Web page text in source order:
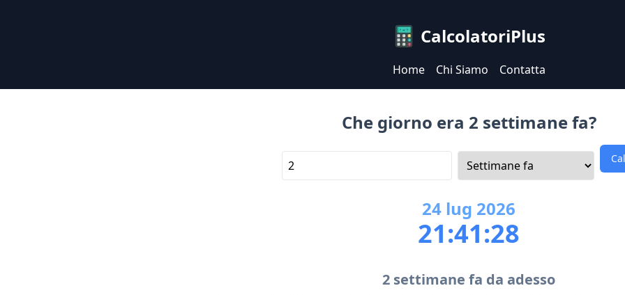
CalcolatoriPlus
Home Chi Siamo Contatta
Che giorno era 2 settimane fa?
24 lug 2026
21:41:28
2 settimane fa da adesso